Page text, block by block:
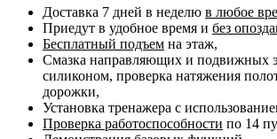
Доставка 7 дней в неделю в любое
Приедут в удобное время и без
Бесплатный подъем на этаж,
Смазка направляющих и подвижных
силиконом, проверка натяжения
дорожки,
Установка тренажера с
Проверка работоспособности по 14